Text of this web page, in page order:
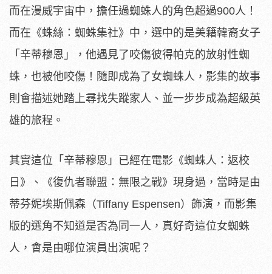
而在漫威宇宙中，擔任過蜘蛛人的角色超過900人！
而在《蛛絲：蜘蛛集社》中，選中的是美籍韓裔女子
「辛蒂穆恩」，他遇見了咬傷彼得帕克的放射性蜘
蛛，也被他咬傷！隨即成為了女蜘蛛人，影集的故事
則會描述她踏上尋找失蹤家人、並一步步成為超級英
雄的旅程。
其實這位「辛蒂穆恩」已經在電影《蜘蛛人：返校
日》、《復仇者聯盟：無限之戰》現身過，當時是由
蒂芬妮埃斯佩森（Tiffany Espensen）飾演，而影集
版的選角不知道是否為同一人，真好奇這位女蜘蛛
人，會是由哪位演員出演呢？